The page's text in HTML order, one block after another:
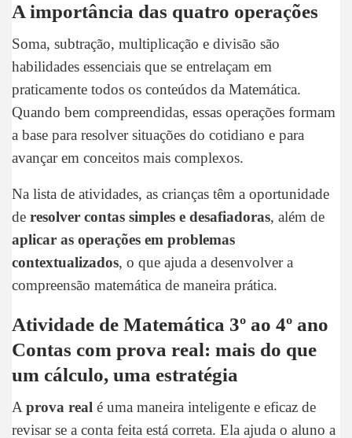
A importância das quatro operações
Soma, subtração, multiplicação e divisão são
habilidades essenciais que se entrelaçam em
praticamente todos os conteúdos da Matemática.
Quando bem compreendidas, essas operações formam
a base para resolver situações do cotidiano e para
avançar em conceitos mais complexos.
Na lista de atividades, as crianças têm a oportunidade
de resolver contas simples e desafiadoras, além de
aplicar as operações em problemas
contextualizados, o que ajuda a desenvolver a
compreensão matemática de maneira prática.
Atividade de Matemática 3º ao 4º ano
Contas com prova real: mais do que
um cálculo, uma estratégia
Aprova real é uma maneira inteligente e eficaz de
revisar se a conta feita está correta. Ela ajuda o aluno a